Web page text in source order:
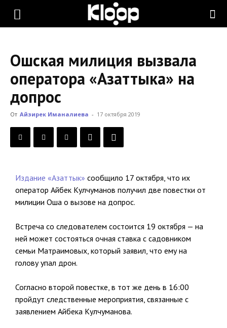
KLOOP.KG
Новости
Кыргызстана
Ошская милиция вызвала
оператора «Азаттыка» на
допрос
От Айзирек Иманалиева - 17 октября 2019
Издание «Азаттык» сообщило 17 октября, что их
оператор Айбек Кулчуманов получил две повестки от
милиции Оша о вызове на допрос.
Встреча со следователем состоится 19 октября — на
ней может состояться очная ставка с садовником
семьи Матраимовых, который заявил, что ему на
голову упал дрон.
Согласно второй повестке, в тот же день в 16:00
пройдут следственные мероприятия, связанные с
заявлением Айбека Кулчуманова.